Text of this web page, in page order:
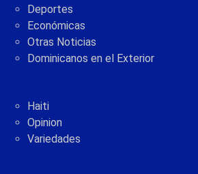
Deportes
Económicas
Otras Noticias
Dominicanos en el Exterior
Haiti
Opinion
Variedades